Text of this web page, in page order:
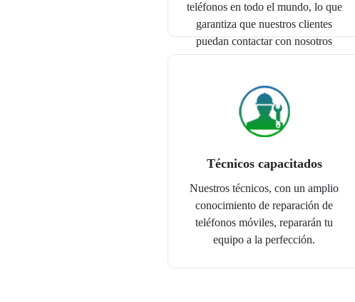
teléfonos en todo el mundo, lo que
garantiza que nuestros clientes
puedan contactar con nosotros
Técnicos capacitados
Nuestros técnicos, con un amplio
conocimiento de reparación de
teléfonos móviles, repararán tu
equipo a la perfección.